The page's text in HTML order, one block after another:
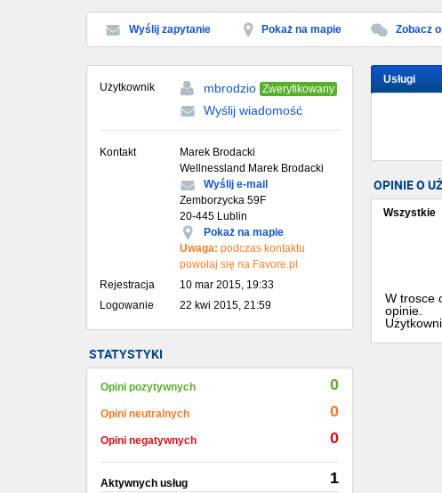
Wyślij zapytanie Pokaż na mapie Zobacz
Użytkownik mbrodzio Zweryfikowany
Wyślij wiadomość
Kontakt
Marek Brodacki
Wellnessland Marek Brodacki
Wyślij e-mail
Zemborzycka 59F
20-445 Lublin
Pokaż na mapie
Uwaga: podczas kontaktu
powołaj się na Favore.pl
Rejestracja
10 mar 2015, 19:33
Logowanie
22 kwi 2015, 21:59
STATYSTYKI
Opini pozytywnych 0
Opini neutralnych 0
Opini negatywnych 0
Aktywnych usług 1
Usługi
OPINIE O
Wszystkie
W trosce
opinie.